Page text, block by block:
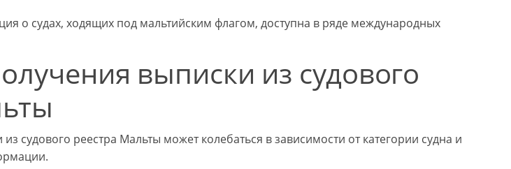
о судах, ходящих под мальтийским флагом, доступна в ряде международных
выписки из судового
судового реестра Мальты может колебаться в зависимости от категории судна и